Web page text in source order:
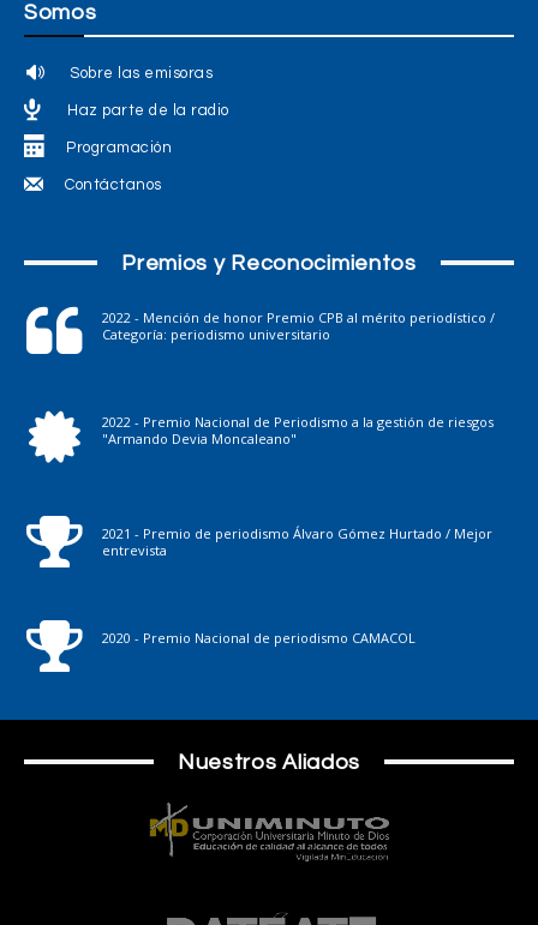
Somos
Sobre las emisoras
Haz parte de la radio
Programación
Contáctanos
Premios y Reconocimientos
2022 - Mención de honor Premio CPB al mérito periodístico /
Categoría: periodismo universitario
2022 - Premio Nacional de Periodismo a la gestión de riesgos
"Armando Devia Moncaleano"
2021 - Premio de periodismo Álvaro Gómez Hurtado / Mejor
entrevista
2020 - Premio Nacional de periodismo CAMACOL
Nuestros Aliados